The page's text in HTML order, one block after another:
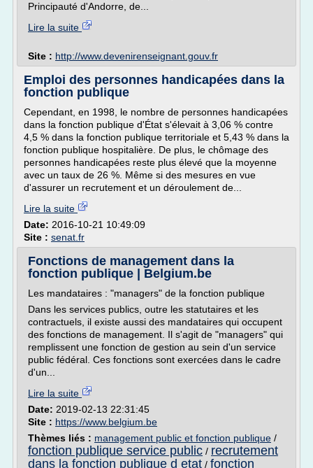
Principauté d'Andorre, de...
Lire la suite
Site : http://www.devenirenseignant.gouv.fr
Emploi des personnes handicapées dans la
fonction publique
Cependant, en 1998, le nombre de personnes handicapées
dans la fonction publique d'État s'élevait à 3,06 % contre
4,5 % dans la fonction publique territoriale et 5,43 % dans la
fonction publique hospitalière. De plus, le chômage des
personnes handicapées reste plus élevé que la moyenne
avec un taux de 26 %. Même si des mesures en vue
d'assurer un recrutement et un déroulement de...
Lire la suite
Date: 2016-10-21 10:49:09
Site : senat.fr
Fonctions de management dans la
fonction publique | Belgium.be
Les mandataires : "managers" de la fonction publique
Dans les services publics, outre les statutaires et les
contractuels, il existe aussi des mandataires qui occupent
des fonctions de management. Il s'agit de "managers" qui
remplissent une fonction de gestion au sein d'un service
public fédéral. Ces fonctions sont exercées dans le cadre
d'un...
Lire la suite
Date: 2019-02-13 22:31:45
Site : https://www.belgium.be
Thèmes liés : management public et fonction publique /
fonction publique service public / recrutement
dans la fonction publique d etat / fonction